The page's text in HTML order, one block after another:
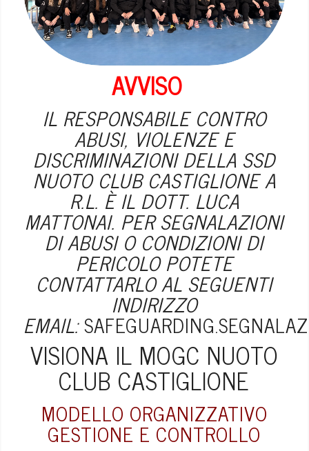
AVVISO
IL RESPONSABILECONTRO
ABUSI, VIOLENZE E
DISCRIMINAZIONIDELLA SSD
NUOTO CLUB CASTIGLIONE A
R.L. È IL DOTT. LUCA
MATTONAI. PER SEGNALAZIONI
DI ABUSI O CONDIZIONI DI
PERICOLO POTETE
CONTATTARLO AL SEGUENTI
INDIRIZZO
EMAIL:
VISIONA IL MOGC NUOTO
CLUB CASTIGLIONE
MODELLO ORGANIZZATIVO
GESTIONE E CONTROLLO